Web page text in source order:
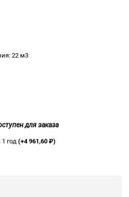
22 м3
для заказа
год(+4 961,60₽)